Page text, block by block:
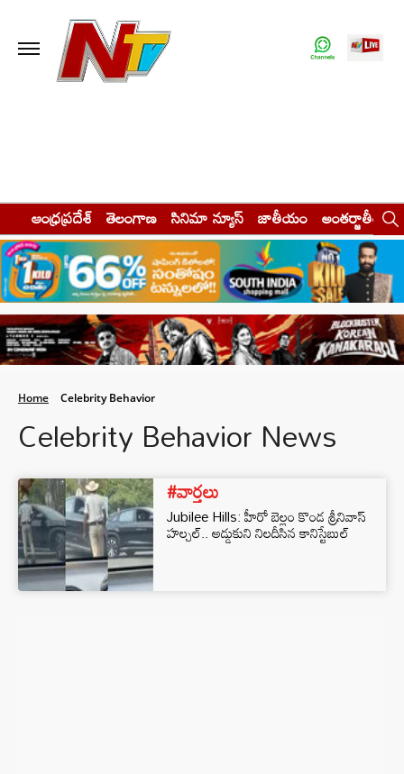
ఆంధ్రప్రదేశ్ తెలంగాణ సినిమా న్యూస్ జాతీయం అంతర్జాతీయం
Home Celebrity Behavior
Celebrity Behavior News
#వార్తలు
Jubilee Hills: హీరో బెల్లం కొండ శ్రీనివాస్
హల్చల్.. అడ్డుకుని నిలదీసిన కానిస్టేబుల్